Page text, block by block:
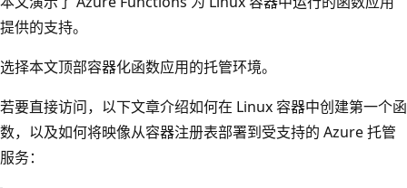
提供的支持。
选择本文顶部容器化函数应用的托管环境。
若要直接访问，以下文章介绍如何在 Linux 容器中创建第一个函
数，以及如何将映像从容器注册表部署到受支持的 Azure 托管
服务：